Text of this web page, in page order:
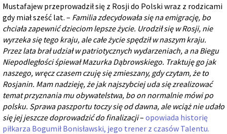
Mustafajew przeprowadził się z Rosji do Polski wraz z rodzicami
gdy miał sześć lat. – Familia zdecydowała się na emigrację, bo
chciała zapewnić dzieciom lepsze życie. Urodził się w Rosji, nie
wyrzeka się tego kraju, ale całe życie spędził w naszym kraju.
Przez lata brał udział w patriotycznych wydarzeniach, a na Biegu
Niepodległości śpiewał Mazurka Dąbrowskiego. Traktuję go jak
naszego, wręcz czasem czuję się zmieszany, gdy czytam, że to
Rosjanin. Mam nadzieję, że jak najszybciej uda się zrealizować
temat przyznania mu obywatelstwa, bo on normalnie mówi po
polsku. Sprawa paszportu toczy się od dawna, ale wciąż nie udało
się jej jeszcze doprowadzić do finalizacji– opowiada historię
piłkarza Bogumił Bonisławski, jego trener z czasów Talentu.